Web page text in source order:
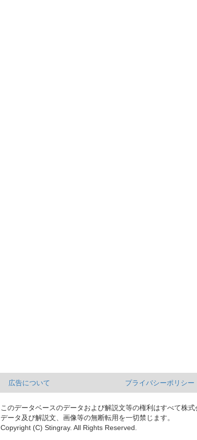
広告について プライバシーポリシー
このデータベースのデータおよび解説文等の権利はすべて株
データ及び解説文、画像等の無断転用を一切禁じます。
Copyright (C) Stingray. All Rights Reserved.